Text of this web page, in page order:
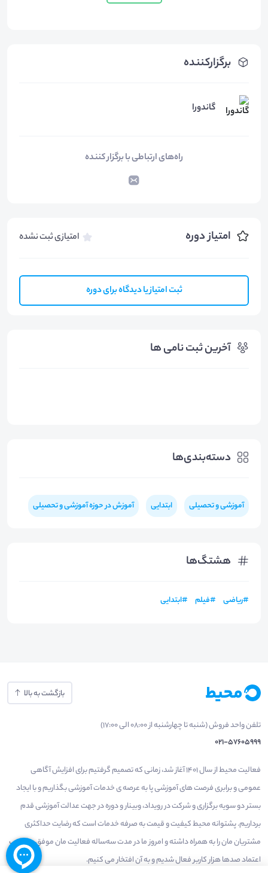
برگزارکننده
گاندورا
راه‌های ارتباطی با برگزار کننده
امتیاز دوره امتیازی ثبت نشده
ثبت امتیاز یا دیدگاه برای دوره
آخرین ثبت نامی ها
دسته‌بندی‌ها
آموزشی و تحصیلی ابتدایی آموزش در حوزه آموزشی و تحصیلی
هشتگ‌ها
#ریاضی #فیلم #ابتدایی
بازگشت به بالا
تلفن واحد فروش (شنبه تا چهارشنبه از 08:00 الی 17:00)
021-57605999
فعالیت محیط از سال 1401 آغاز شد، زمانی که تصمیم گرفتیم برای افزایش آگاهی
عمومی و برابری فرصت های آموزشی پا به عرصه ی خدمات آموزشی بگذاریم و با ایجاد
بستر دو سویه برگزاری و شرکت در رویداد، وبینار و دوره در جهت عدالت آموزشی قدم
برداریم. پشتوانه محیط کیفیت و قیمت به صرفه خدمات است که رضایت حداکثری
مشتریان مان را به همراه داشته و امروز ما در مدت سه‌ساله فعالیت مان موفق به کسب
اعتماد صدها هزار کاربر فعال شدیم و به آن افتخار می‌ کنیم.